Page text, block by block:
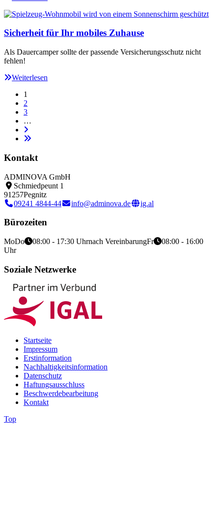
Sicherheit für Ihr mobiles Zuhause
Als Dauercamper sollte der passende Versicherungsschutz nicht
fehlen!
Weiterlesen
1
2
3
…
Kontakt
ADMINOVA GmbH
Schmiedpeunt 1
91257Pegnitz
09241 4844-44
info@adminova.de ig.al
Bürozeiten
MoDo 08:00 - 17:30 Uhrnach VereinbarungFr
08:00 - 16:00
Uhr
Soziale Netzwerke
Startseite
Impressum
Erstinformation
Nachhaltigkeitsinformation
Datenschutz
Haftungsausschluss
Beschwerdebearbeitung
Kontakt
Top